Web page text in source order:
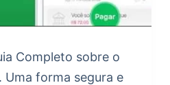
Completo sobre o
Uma forma segura e